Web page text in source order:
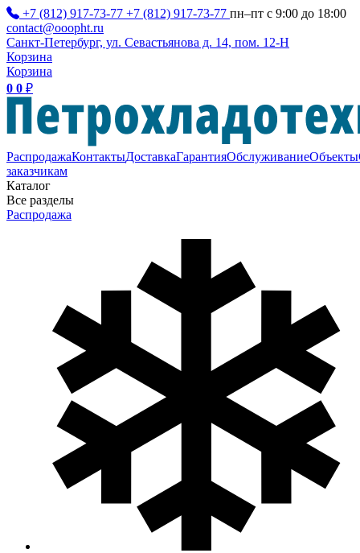
+7 (812) 917-73-77 +7 (812) 917-73-77 пн–пт с 9:00 до 18:00
contact@ooopht.ru
Санкт-Петербург, ул. Севастьянова д. 14, пом. 12-Н
Корзина
Корзина
0 0 ₽
РаспродажаКонтактыДоставкаГарантияОбслуживаниеОбъекты
заказчикам
Каталог
Все разделы
Распродажа